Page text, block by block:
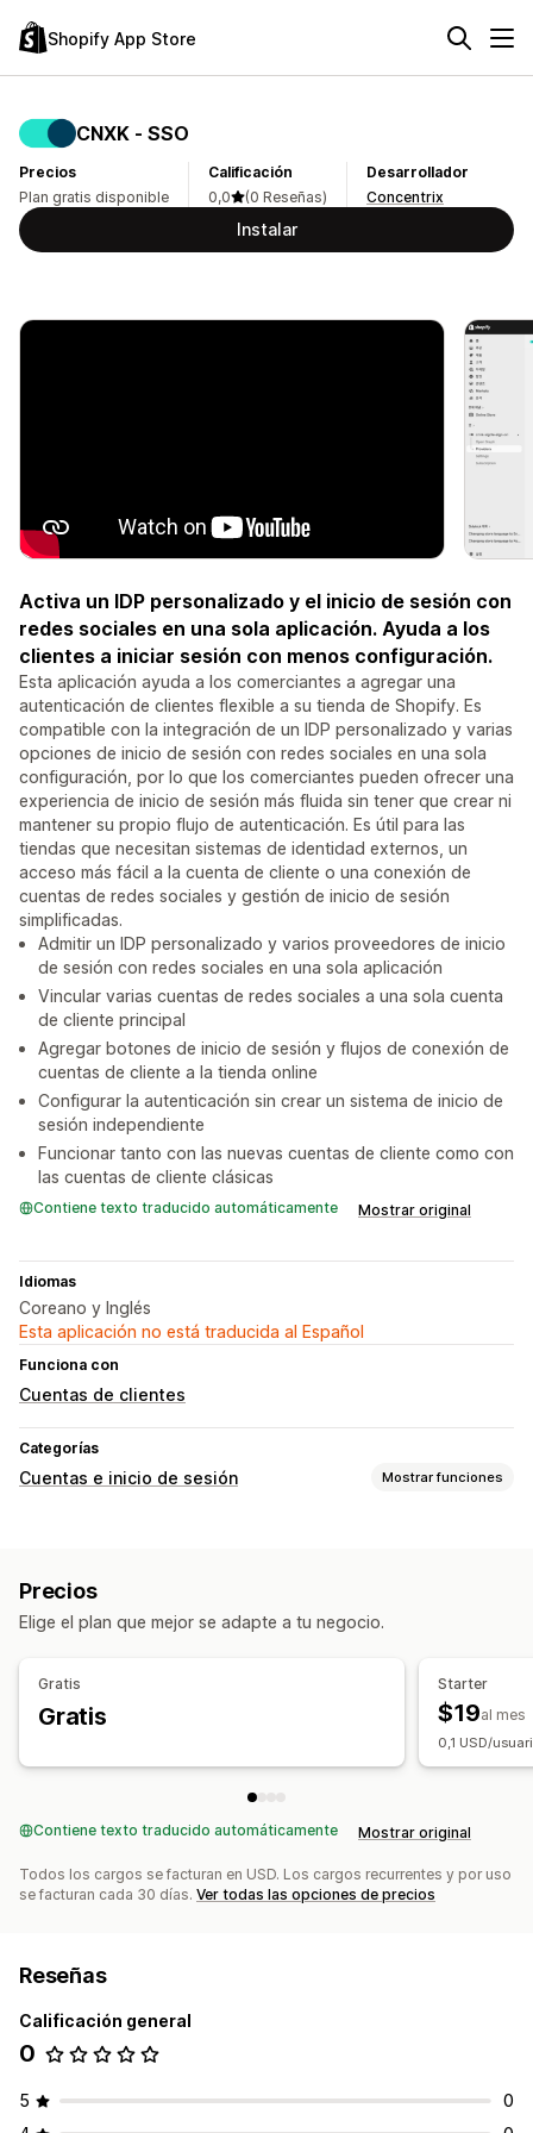
Shopify App Store
CNXK ‑ SSO
Precios
Plan gratis disponible
Calificación
0,0
(0 Reseñas)
Desarrollador
Concentrix
Instalar
Activa un IDP personalizado y el inicio de sesión con
redes sociales en una sola aplicación. Ayuda a los
clientes a iniciar sesión con menos configuración.
Esta aplicación ayuda a los comerciantes a agregar una
autenticación de clientes flexible a su tienda de Shopify. Es
compatible con la integración de un IDP personalizado y varias
opciones de inicio de sesión con redes sociales en una sola
configuración, por lo que los comerciantes pueden ofrecer una
experiencia de inicio de sesión más fluida sin tener que crear ni
mantener su propio flujo de autenticación. Es útil para las
tiendas que necesitan sistemas de identidad externos, un
acceso más fácil a la cuenta de cliente o una conexión de
cuentas de redes sociales y gestión de inicio de sesión
simplificadas.
Admitir un IDP personalizado y varios proveedores de inicio
de sesión con redes sociales en una sola aplicación
Vincular varias cuentas de redes sociales a una sola cuenta
de cliente principal
Agregar botones de inicio de sesión y flujos de conexión de
cuentas de cliente a la tienda online
Configurar la autenticación sin crear un sistema de inicio de
sesión independiente
Funcionar tanto con las nuevas cuentas de cliente como con
las cuentas de cliente clásicas
Contiene texto traducido automáticamente Mostrar original
Idiomas
Coreano y Inglés
Esta aplicación no está traducida al Español
Funciona con
Cuentas de clientes
Categorías
Cuentas e inicio de sesión Mostrar funciones
Inicio de sesión único (SSO)
Precios
Elige el plan que mejor se adapte a tu negocio.
Gratis
Gratis
Starter
$19al mes
0,1 USD/
Contiene texto traducido automáticamente Mostrar original
Todos los cargos se facturan en USD. Los cargos recurrentes y por uso
se facturan cada 30 días. Ver todas las opciones de precios
Reseñas
Calificación general
0
5
0